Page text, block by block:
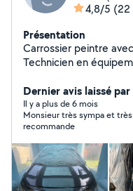
4,8/5 (22
Présentation
Carrossier peintre
Technicien en
soigné
Dernier avis laissé
Il y a plus de 6 mois
Monsieur très sympa et
recommande